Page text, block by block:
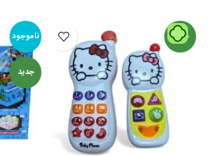
جدید ناموجود
جدید